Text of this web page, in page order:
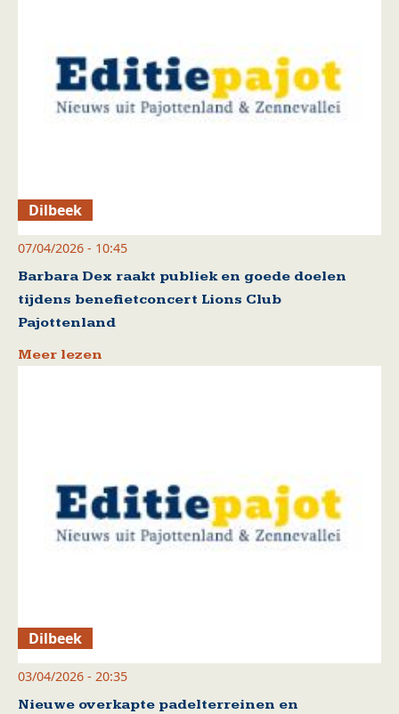
Dilbeek
07/04/2026 - 10:45
Barbara Dex raakt publiek en goede doelen
tijdens benefietconcert Lions Club
Pajottenland
Meer lezen
Dilbeek
03/04/2026 - 20:35
Nieuwe overkapte padelterreinen en